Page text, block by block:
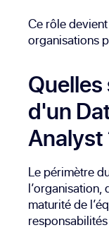
Ce rôle
organisations
d'un
Analyst
Le périmètre
l’organisation,
maturité de